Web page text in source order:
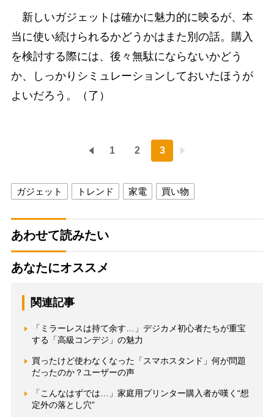
新しいガジェットは確かに魅力的に映るが、本
当に使い続けられるかどうかはまた別の話。購入
を検討する際には、後々無駄にならないかどう
か、しっかりシミュレーションしておいたほうが
よいだろう。（了）
1 2 3
ガジェット トレンド 家電 買い物
あわせて読みたい
あなたにオススメ
関連記事
「ミラーレスは持て余す…」デジカメ初心者たちが重宝
する「高級コンデジ」の魅力
買ったけど使わなくなった「スマホスタンド」何が問題
だったのか？ユーザーの声
「こんなはずでは…」家庭用プリンター購入者が嘆く“想
定外の落とし穴”